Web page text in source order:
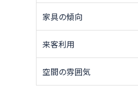
家具の傾向
来客利用
空間の雰囲気